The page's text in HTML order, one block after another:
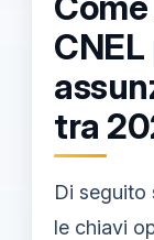
tra
Di seguito
le chiavi